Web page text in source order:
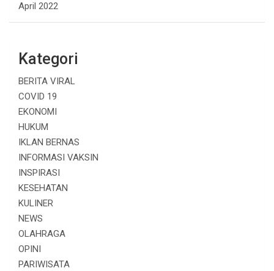
April 2022
Kategori
BERITA VIRAL
COVID 19
EKONOMI
HUKUM
IKLAN BERNAS
INFORMASI VAKSIN
INSPIRASI
KESEHATAN
KULINER
NEWS
OLAHRAGA
OPINI
PARIWISATA